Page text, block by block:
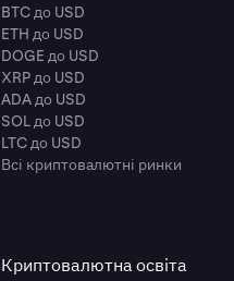
BTC до USD
ETH до USD
DOGE до USD
XRP до USD
ADA до USD
SOL до USD
LTC до USD
Всі криптовалютні ринки
Криптовалютна освіта